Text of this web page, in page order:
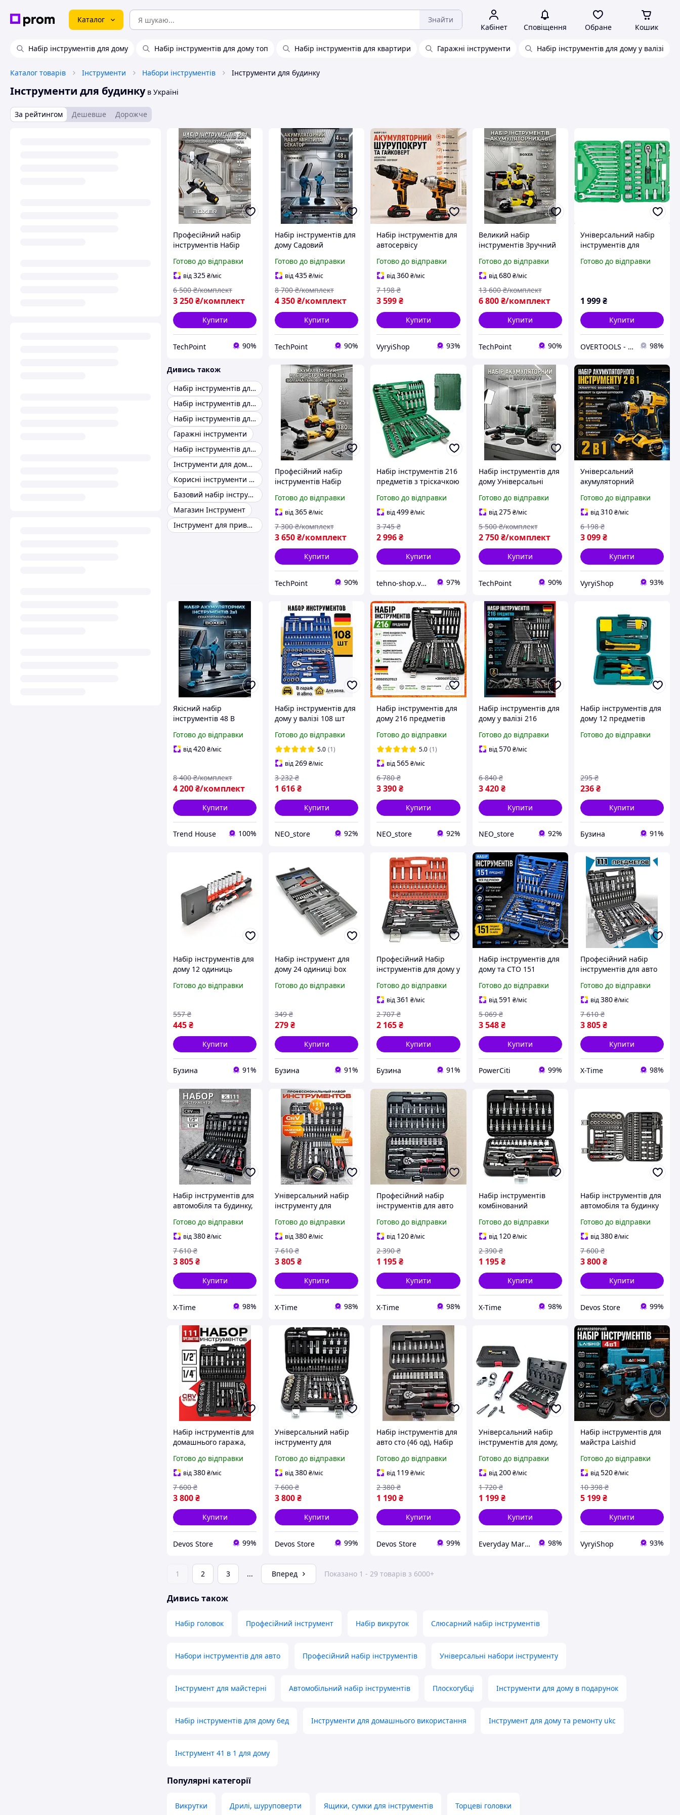
Каталог Знайти
Кабінет Сповіщення Обране Кошик
Набір інструментів для дому Набір інструментів для дому топ Набір інструментів для квартири Гаражні інструменти Набір інструментів для дому у валізі
Каталог товарів Інструменти Набори інструментів Інструменти для будинку
Інструменти для будинкув Україні
За рейтингом Дешевше Дорожче
Професійний набір
інструментів Набір
Мініпила 300 мм
Шліфмашинка 2000 Вт
Набір 2 в 1 акб
Готово до відправки
від325₴/міс
3 250₴/комплект
6 500 ₴/комплект
Купити
TechPoint 90%
Набір інструментів для
дому Садовий
секатор пила зі
штангою
Акумуляторний набір
для саду
Готово до відправки
від435₴/міс
4 350₴/комплект
8 700 ₴/комплект
Купити
TechPoint 90%
Набір інструментів для
автосервісу
AlFAR Універсальний
акумуляторний
інструмент для будинку
та роботи
Готово до відправки
від360₴/міс
3 599₴
7 198 ₴
Купити
VyryiShop 93%
Великий набір
інструментів Зручний
валізі 36 В Набір
акумуляторних
інструментів для дому
Готово до відправки
від680 ₴/міс
6 800 ₴/комплект
13 600 ₴/комплект
Купити
TechPoint 90%
Універсальний набір
інструментів для
авто сталь 1/2
Готово до відправки
1 999₴
Купити
OVERTOOLS - Інструменти та автотовари 98%
Дивись також
Набір інструментів для дому
Набір інструментів для дому топ
Набір інструментів для квартири
Гаражні інструменти
Набір інструментів для дому у валізі
Інструменти для домашньої майстерні
Корисні інструменти для будинку
Базовий набір інструментів для дому
Магазин Інструмент
Інструмент для приватного будинку
Професійний набір
інструментів Набір
3200 об./хв Набір
акумуляторних
інструментів
Готово до відправки
від365₴/міс
3 650₴/комплект
7 300 ₴/комплект
Купити
TechPoint 90%
Набір інструментів 216
предметів з тріскачкою
інструментів для авто
та будинку
Готово до відправки
від499₴/міс
2 996₴
3 745 ₴
Купити
tehno-shop.vn.ua 97%
Набір інструментів для
дому Універсальні
КШМ + Шурупокрут
Інструменти
акумуляторні 5 А·год
Готово до відправки
від275 ₴/міс
2 750 ₴/комплект
5 500 ₴/комплект
Купити
TechPoint 90%
Універсальний
акумуляторний
та роботи Krafftec
Професійний набір
акумуляторних
інструментів з
шурупокрутом
Готово до відправки
від310₴/міс
3 099₴
6 198 ₴
Купити
VyryiShop 93%
Якісний набір
інструментів 48 В
Секатор/ Мініпила +
штанга Набір
Готово до відправки
від420₴/міс
4 200₴/комплект
8 400 ₴/комплект
Купити
Trend House 100%
Набір інструментів для
дому у валізі 108 шт
сталь Універсальні
набори інструменту
Готово до відправки
5.0 (1)
від269₴/міс
1 616₴
3 232 ₴
Купити
NEO_store 92%
Набір інструментів для
дому 216 предметів
Набір головок і ключів
Набори інструментів
для СТО в кейсі
Готово до відправки
5.0 (1)
від565₴/міс
3 390₴
6 780 ₴
Купити
NEO_store 92%
Набір інструментів для
дому у валізі 216
Набір комбінованих
ключів в кейсі Набір
Готово до відправки
від570 ₴/міс
3 420 ₴
6 840 ₴
Купити
NEO_store 92%
Набір інструментів для
дому 12 предметів
buzyna
Готово до відправки
236₴
295 ₴
Купити
Бузина 91%
Набір інструментів для
дому 12 одиниць
Готово до відправки
445₴
557 ₴
Купити
Бузина 91%
Набір інструмент для
дому 24 одиниці box
Готово до відправки
279₴
349 ₴
Купити
Бузина 91%
Професійний Набір
інструментів для дому у
предметів buzyna
Готово до відправки
від361 ₴/міс
2 165₴
2 707 ₴
Купити
Бузина 91%
Набір інструментів для
дому та СТО 151
тріскачки, торцеві
головки
Готово до відправки
від591 ₴/міс
3 548 ₴
5 069 ₴
Купити
PowerCiti 99%
Професійний набір
інструментів для авто
Інструмент для сто,
XTM
Готово до відправки
від380₴/міс
3 805₴
7 610 ₴
Купити
X-Time 98%
Набір інструментів для
автомобіля та будинку,
авто в валізі (111 од),
XTM
Готово до відправки
від380₴/міс
3 805₴
7 610 ₴
Купити
X-Time 98%
Універсальний набір
інструменту для
(111 од), Набір
інструментів для авто
сто, XTM
Готово до відправки
від380₴/міс
3 805₴
7 610 ₴
Купити
X-Time 98%
Професійний набір
інструментів для авто
ключів (46 од), XTM
Готово до відправки
від 120₴/міс
1 195₴
2 390 ₴
Купити
X-Time 98%
Набір інструментів
комбінований
інструментів для
автомобіля та будинку
(46 од), XTM
Готово до відправки
від 120 ₴/міс
1 195 ₴
2 390 ₴
Купити
X-Time 98%
Набір інструментів для
автомобіля та будинку
інструментів у валізі,
DVS
Готово до відправки
від380₴/міс
3 800₴
7 600 ₴
Купити
Devos Store 99%
Набір інструментів для
домашнього гаража,
інструментів для авто
та будинку (111 од), DVS
Готово до відправки
від380₴/міс
3 800₴
7 600 ₴
Купити
Devos Store 99%
Універсальний набір
інструменту для
(111 од), DVS
Готово до відправки
від380₴/міс
3 800₴
7 600 ₴
Купити
Devos Store 99%
Набір інструментів для
авто сто (46 од), Набір
автомобіля та будинку,
DVS
Готово до відправки
від 119₴/міс
1 190₴
2 380 ₴
Купити
Devos Store 99%
Універсальний набір
інструментів для дому,
тріскачкою та набір
викруткових біт 17в1
Готово до відправки
від200 ₴/міс
1 199 ₴
1 720 ₴
Купити
Everyday Market 98%
Набір інструментів для
майстра Laishid
дачі та гаража 6.0 Ah
Шуруповерт 48V Набір
інструментів для дому
Готово до відправки
від520₴/міс
5 199₴
10 398 ₴
Купити
VyryiShop 93%
1 2 3 ... Вперед Показано 1 - 29 товарів з 6000+
Дивись також
Набір головок Професійний інструмент Набір викруток Слюсарний набір інструментів
Набори інструментів для авто Професійний набір інструментів Універсальні набори інструменту
Інструмент для майстерні Автомобільний набір інструментів Плоскогубці Інструменти для дому в подарунок
Набір інструментів для дому 6ед Інструменти для домашнього використання Інструмент для дому та ремонту ukc
Інструмент 41 в 1 для дому
Популярні категорії
Викрутки Дрилі, шуруповерти Ящики, сумки для інструментів Торцеві головки